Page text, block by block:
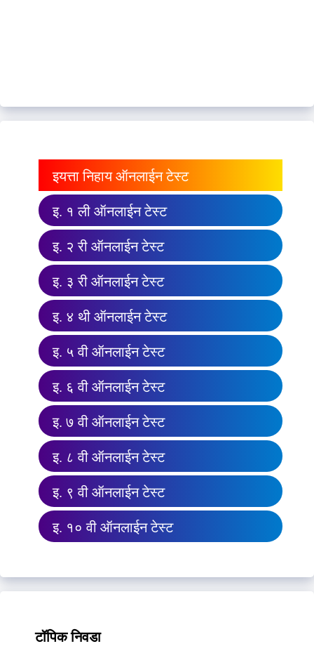
इयत्ता निहाय ऑनलाईन टेस्ट
इ. १ ली ऑनलाईन टेस्ट
इ. २ री ऑनलाईन टेस्ट
इ. ३ री ऑनलाईन टेस्ट
इ. ४ थी ऑनलाईन टेस्ट
इ. ५ वी ऑनलाईन टेस्ट
इ. ६ वी ऑनलाईन टेस्ट
इ. ७ वी ऑनलाईन टेस्ट
इ. ८ वी ऑनलाईन टेस्ट
इ. ९ वी ऑनलाईन टेस्ट
इ. १० वी ऑनलाईन टेस्ट
टॉपिक निवडा